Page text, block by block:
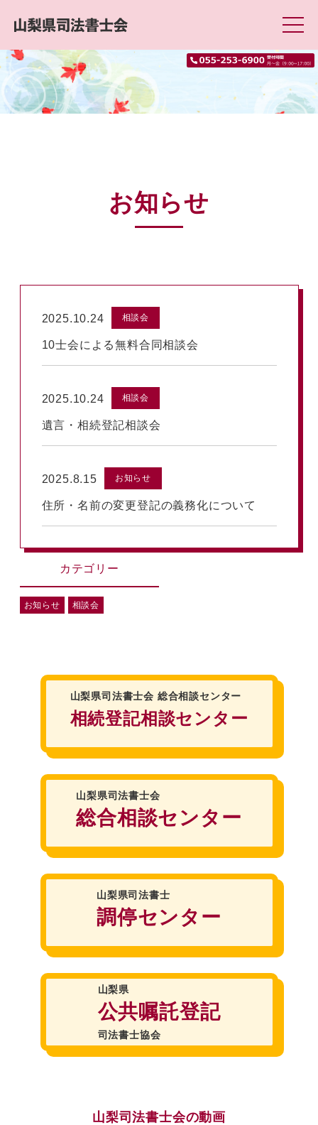
お知らせ
2025.10.24 相談会
10士会による無料合同相談会
2025.10.24 相談会
遺言・相続登記相談会
2025.8.15 お知らせ
住所・名前の変更登記の義務化について
カテゴリー
お知らせ 相談会
山梨県司法書士会 総合相談センター
相続登記相談センター
山梨県司法書士会
総合相談センター
山梨県司法書士
調停センター
山梨県
公共嘱託登記
司法書士協会
山梨司法書士会の動画